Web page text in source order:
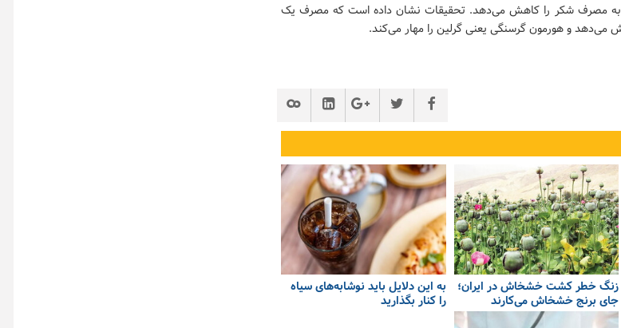
به مصرف شکر را کاهش می‌دهد. تحقیقات نشان داده است که مصرف یک
می‌دهد و هورمون گرسنگی یعنی گرلین را مهار می‌کند.
زنگ خطر کشت خشخاش در ایران؛
جای برنج خشخاش می‌کارند
به این دلایل باید نوشابه‌های سیاه
را کنار بگذارید